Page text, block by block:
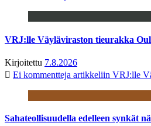
VRJ:lle Väyläviraston tieurakka
Kirjoitettu 7.8.2026
Ei kommentteja artikkeliin VRJ:lle
Sahateollisuudella edelleen synkät